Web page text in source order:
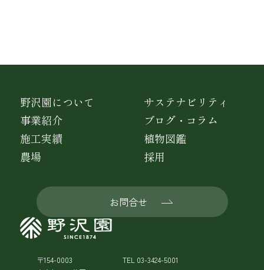
〒154-0003
TEL 03-3424-5001
野沢園について
事業紹介
施工実績
農場
サステナビリティ
ブログ・コラム
植物図鑑
採用
お問合せ